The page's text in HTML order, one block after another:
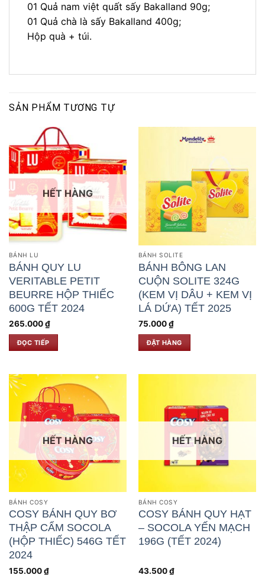
01 Quả nam việt quất sấy Bakalland 90g;
01 Quả chà là sấy Bakalland 400g;
Hộp quà + túi.
SẢN PHẨM TƯƠNG TỰ
HẾT HÀNG
BÁNH LU
BÁNH QUY LU
VERITABLE PETIT
BEURRE HỘP THIẾC
600G TẾT 2024
265.000₫
ĐỌC TIẾP
BÁNH SOLITE
BÁNH BÔNG LAN
CUỘN SOLITE 324G
(KEM VỊ DÂU + KEM VỊ
LÁ DỨA) TẾT 2025
75.000₫
ĐẶT HÀNG
HẾT HÀNG
BÁNH COSY
COSY BÁNH QUY BƠ
THẬP CẨM SOCOLA
(HỘP THIẾC) 546G TẾT
2024
155.000₫
HẾT HÀNG
BÁNH COSY
COSY BÁNH QUY HẠT
– SOCOLA YẾN MẠCH
196G (TẾT 2024)
43.500₫